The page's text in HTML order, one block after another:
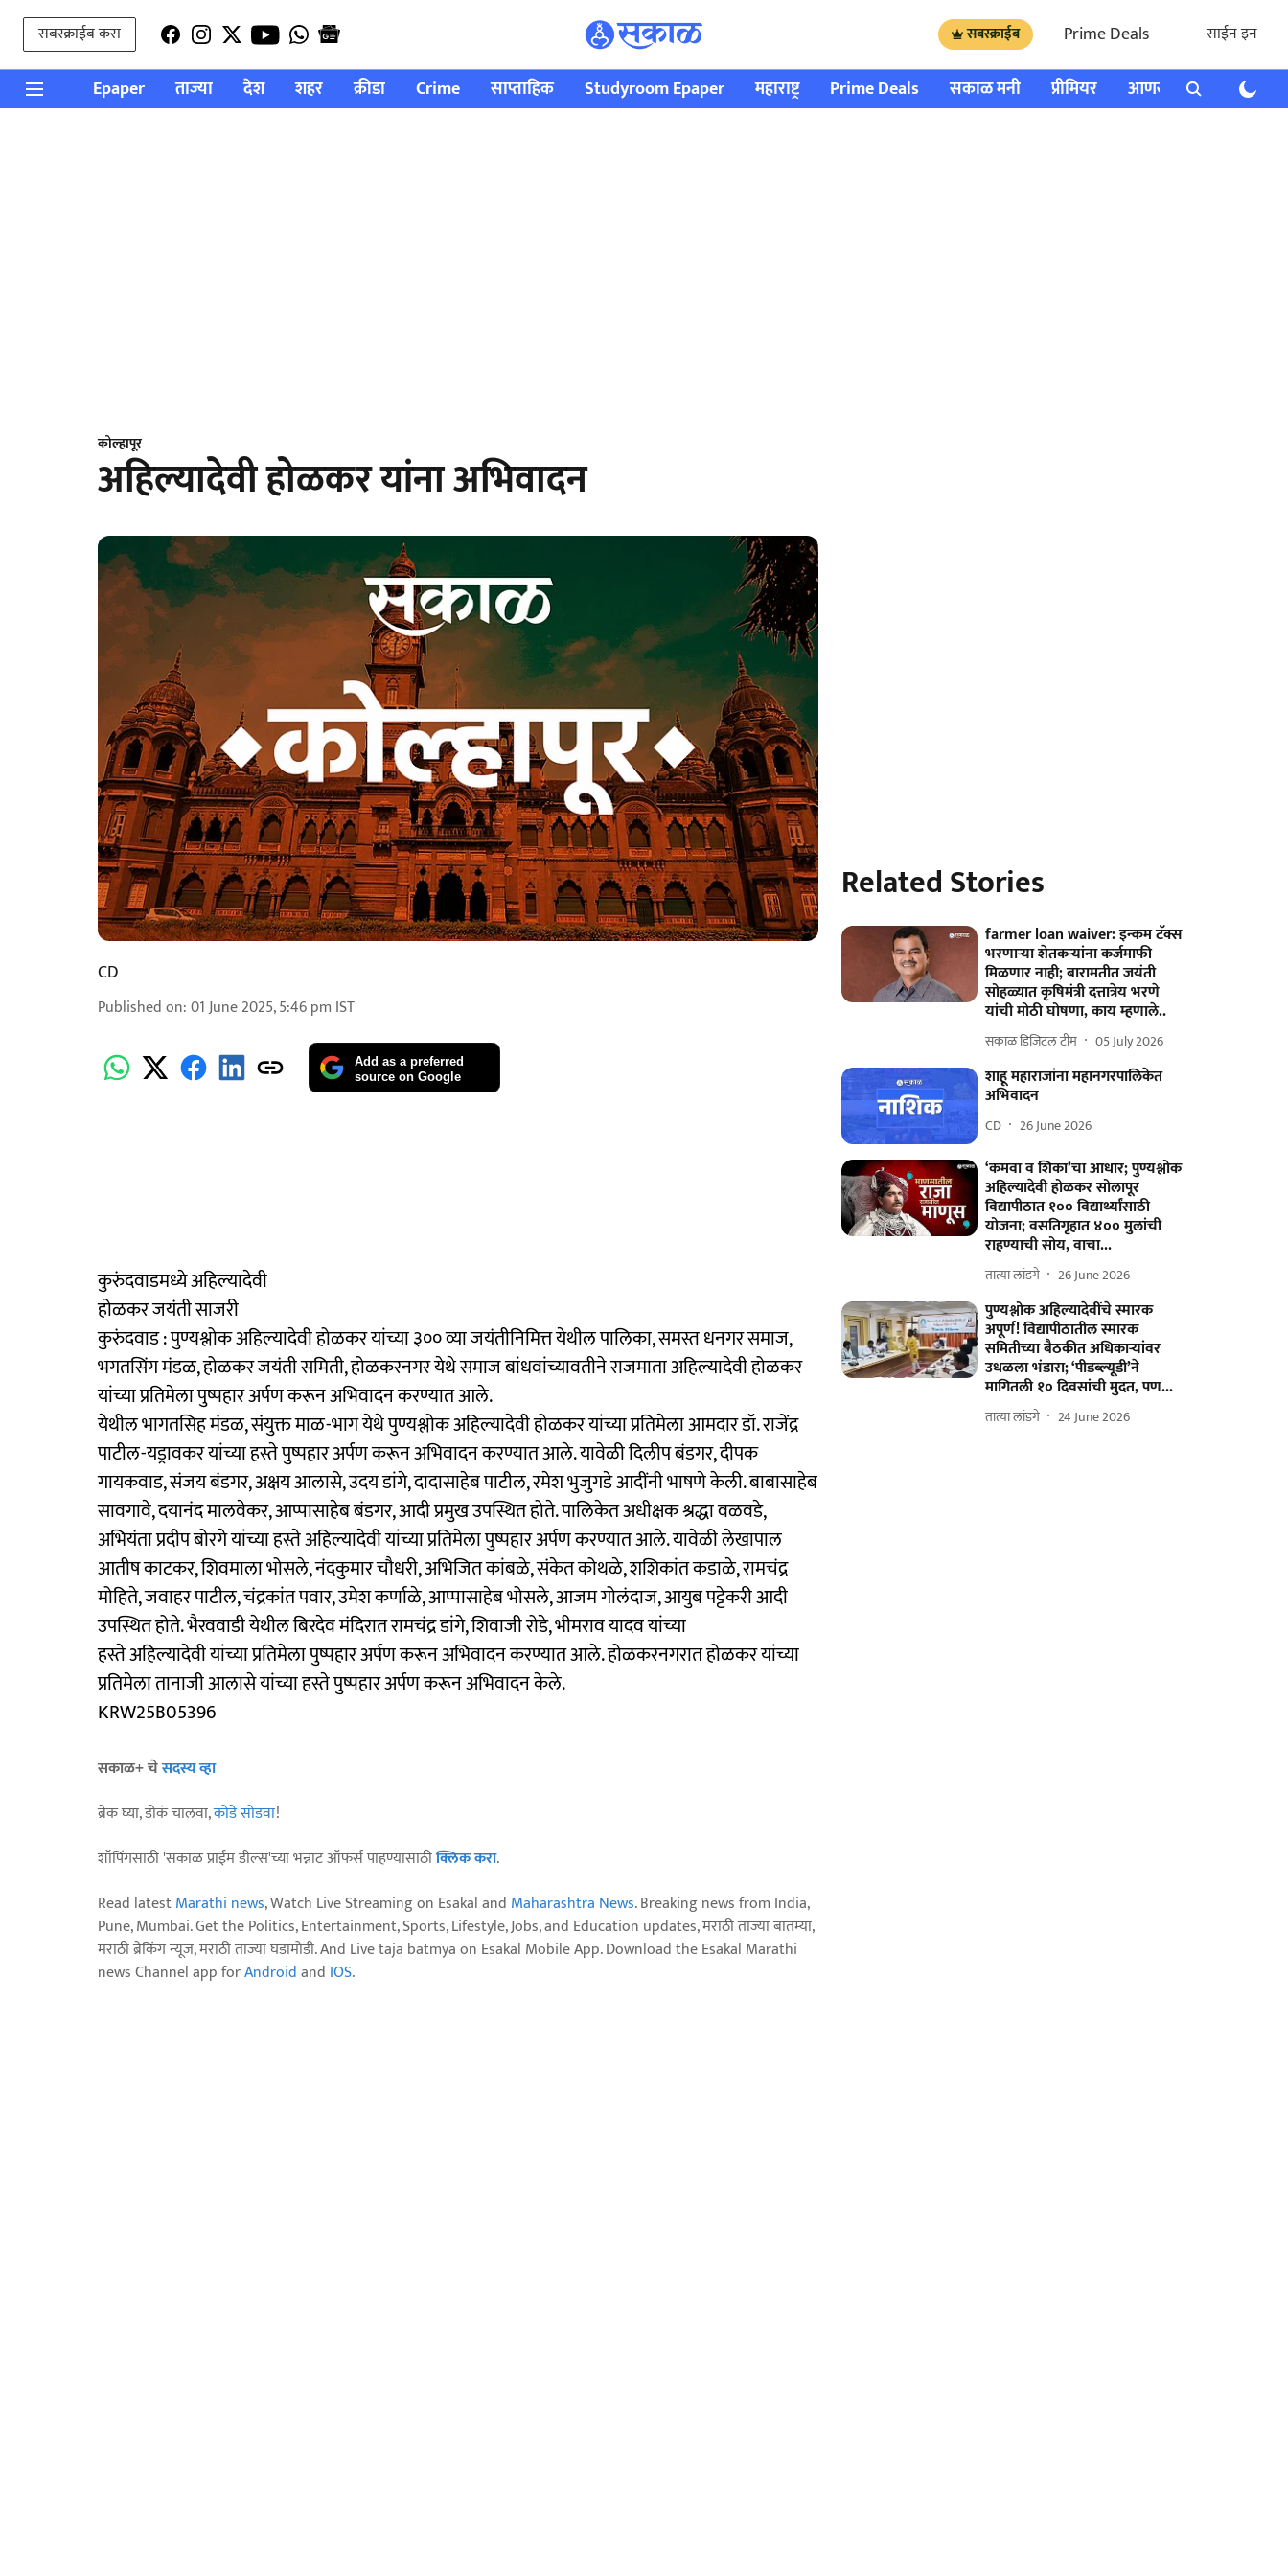
सबस्क्राईब करा सबस्क्राईब Prime Deals साईन इन
Epaper ताज्या देश शहर क्रीडा Crime साप्ताहिक Studyroom Epaper महाराष्ट्र Prime Deals सकाळ मनी प्रीमियर आणखी राशी भविष्य
कोल्हापूर
अहिल्यादेवी होळकर यांना अभिवादन
CD
Published on:01 June 2025, 5:46 pm IST
Add as a preferred
source on Google
कुरुंदवाडमध्ये अहिल्यादेवी
होळकर जयंती साजरी
कुरुंदवाड : पुण्यश्लोक अहिल्यादेवी होळकर यांच्या ३०० व्या जयंतीनिमित्त येथील पालिका, समस्त धनगर समाज,
भगतसिंग मंडळ, होळकर जयंती समिती, होळकरनगर येथे समाज बांधवांच्यावतीने राजमाता अहिल्यादेवी होळकर
यांच्या प्रतिमेला पुष्पहार अर्पण करून अभिवादन करण्यात आले.
येथील भागतसिह मंडळ, संयुक्त माळ-भाग येथे पुण्यश्लोक अहिल्यादेवी होळकर यांच्या प्रतिमेला आमदार डॉ. राजेंद्र
पाटील-यड्रावकर यांच्या हस्ते पुष्पहार अर्पण करून अभिवादन करण्यात आले. यावेळी दिलीप बंडगर, दीपक
गायकवाड, संजय बंडगर, अक्षय आलासे, उदय डांगे, दादासाहेब पाटील, रमेश भुजुगडे आदींनी भाषणे केली. बाबासाहेब
सावगावे, दयानंद मालवेकर, आप्पासाहेब बंडगर, आदी प्रमुख उपस्थित होते. पालिकेत अधीक्षक श्रद्धा वळवडे,
अभियंता प्रदीप बोरगे यांच्या हस्ते अहिल्यादेवी यांच्या प्रतिमेला पुष्पहार अर्पण करण्यात आले. यावेळी लेखापाल
आतीष काटकर, शिवमाला भोसले, नंदकुमार चौधरी, अभिजित कांबळे, संकेत कोथळे, शशिकांत कडाळे, रामचंद्र
मोहिते, जवाहर पाटील, चंद्रकांत पवार, उमेश कर्णाळे, आप्पासाहेब भोसले, आजम गोलंदाज, आयुब पट्टेकरी आदी
उपस्थित होते. भैरववाडी येथील बिरदेव मंदिरात रामचंद्र डांगे, शिवाजी रोडे, भीमराव यादव यांच्या
हस्ते अहिल्यादेवी यांच्या प्रतिमेला पुष्पहार अर्पण करून अभिवादन करण्यात आले. होळकरनगरात होळकर यांच्या
प्रतिमेला तानाजी आलासे यांच्या हस्ते पुष्पहार अर्पण करून अभिवादन केले.
KRW25B05396
सकाळ+ चेसदस्य व्हा
ब्रेक घ्या, डोकं चालवा,कोडे सोडवा!
शॉपिंगसाठी 'सकाळ प्राईम डील्स'च्या भन्नाट ऑफर्स पाहण्यासाठीक्लिक करा.
Read latestMarathi news, Watch Live Streaming on Esakal and Maharashtra News. Breaking news from India,
Pune, Mumbai. Get the Politics, Entertainment, Sports, Lifestyle, Jobs, and Education updates, मराठी ताज्या बातम्या,
मराठी ब्रेकिंग न्यूज, मराठी ताज्या घडामोडी. And Live taja batmya on Esakal Mobile App. Download the Esakal Marathi
news Channel app forAndroidand IOS.
Related Stories
farmer loan waiver: इन्कम टॅक्स
भरणाऱ्या शेतकऱ्यांना कर्जमाफी
मिळणार नाही; बारामतीत जयंती
सोहळ्यात कृषिमंत्री दत्तात्रेय भरणे
यांची मोठी घोषणा, काय म्हणाले..
सकाळ डिजिटल टीम 05 July 2026
शाहू महाराजांना महानगरपालिकेत
अभिवादन
CD 26 June 2026
‘कमवा व शिका’चा आधार; पुण्यश्लोक
अहिल्यादेवी होळकर सोलापूर
विद्यापीठात १०० विद्यार्थ्यांसाठी
योजना; वसतिगृहात ४०० मुलांची
राहण्याची सोय, वाचा...
तात्या लांडगे 26 June 2026
पुण्यश्लोक अहिल्यादेवींचे स्मारक
अपूर्ण! विद्यापीठातील स्मारक
समितीच्या बैठकीत अधिकाऱ्यांवर
उधळला भंडारा; ‘पीडब्ल्यूडी’ने
मागितली १० दिवसांची मुदत, पण...
तात्या लांडगे 24 June 2026